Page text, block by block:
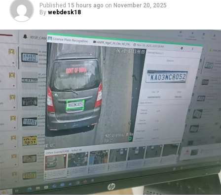
റഫാല്‍ നിര്‍മ്മാതാക്കളായ ഫ്രാന്‍സ് അന്വേഷണം
നടത്തിയത് ചൈനയുടെ കൃത്രിമ പ്രവര്‍ത്തനങ്ങളെ
കുറിച്ചുള്ള കൂടുതല്‍ വിവരങ്ങള്‍ പുറത്തുകൊണ്ടുവന്നു.
വ്യാജ വീഡിയോ പാകിസ്ഥാനില്‍ നിന്നാണ്
ആരംഭിച്ചതും അത് കൂടുതല്‍ വിപുലപ്പെടുത്തിയത്
ചൈനയാണെന്നും ഫ്രാന്‍സ് വ്യക്തമാക്കി. ടിക്
ടോക്കില്‍ പ്രചരിച്ച വീഡിയോകളില്‍ ചൈനീസ്
സോഷ്യല്‍ മീഡിയ അഭിനേതാക്കളുടെ പങ്കും
കണ്ടെത്തിയിട്ടുണ്ട്.
ഇന്ത്യപാക് യുദ്ധം അവസാനിച്ചതോടെ,
ലോകമെമ്പാടുമുള്ള ചൈനീസ് എംബസികള്‍ക്ക്
ചൈനീസ് പ്രതിരോധ ഉപകരണങ്ങളെ
പ്രോത്സാഹിപ്പിക്കുന്ന തരത്തിലുള്ള വ്യാജ
വീഡിയോകള്‍ പ്രചരിപ്പിക്കാന്‍ നിര്‍ദ്ദേശം
നല്‍കിയിരുന്നു എന്നും യു.എസ് റിപ്പോര്‍ട്ട് പറയുന്നു.
Published 15 hours ago on November 20, 2025
By webdesk18